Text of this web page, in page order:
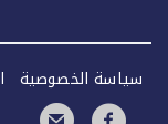
الخصوصية الشارات